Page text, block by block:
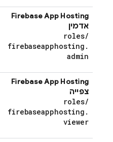
Firebase App Hosting
אדמין
roles/
firebaseapphosting .
admin
Firebase App Hosting
צפייה
roles/
firebaseapphosting .
viewer